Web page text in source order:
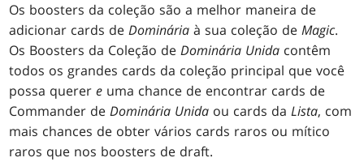
Os boosters da coleção são a melhor maneira de
adicionar cards deDominária à sua coleção deMagic.
Os Boosters da Coleção deDominária Unida contêm
todos os grandes cards da coleção principal que você
possa querere uma chance de encontrar cards de
Commander deDominária Unida ou cards daLista, com
mais chances de obter vários cards raros ou mítico
raros que nos boosters de draft.